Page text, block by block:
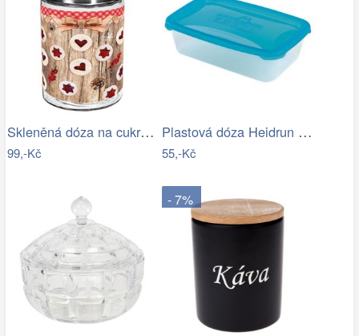
Skleněná dóza na cukroví TORO 1100ml…
99,-Kč
Plastová dóza Heidrun Polar Frost 2,1l
55,-Kč
- 7%